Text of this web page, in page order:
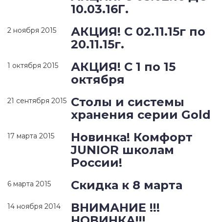
10.03.16Г.
2 ноября 2015
АКЦИЯ! С 02.11.15г по
20.11.15г.
1 октября 2015
АКЦИЯ! С 1 по 15
октября
21 сентября 2015 Столы и системы
хранения серии Gold
17 марта 2015
Новинка! Комфорт
JUNIOR школам
России!
6 марта 2015 Скидка к 8 марта
14 ноября 2014
ВНИМАНИЕ !!!